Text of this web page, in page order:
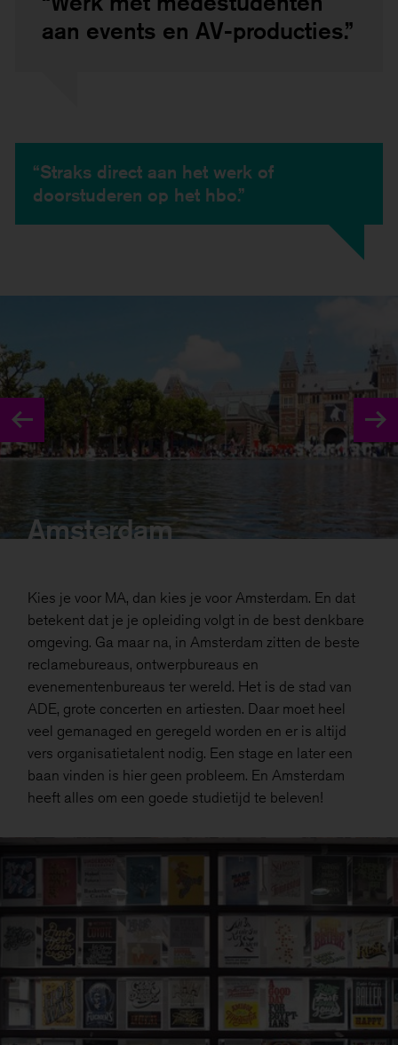
aan events en AV-producties.”
“Straks direct aan het werk of
doorstuderen op het hbo.”
Amsterdam
Kies je voor MA, dan kies je voor Amsterdam. En dat
betekent dat je je opleiding volgt in de best denkbare
omgeving. Ga maar na, in Amsterdam zitten de beste
reclamebureaus, ontwerpbureaus en
evenementenbureaus ter wereld. Het is de stad van
ADE, grote concerten en artiesten. Daar moet heel
veel gemanaged en geregeld worden en er is altijd
vers organisatietalent nodig. Een stage en later een
baan vinden is hier geen probleem. En Amsterdam
heeft alles om een goede studietijd te beleven!